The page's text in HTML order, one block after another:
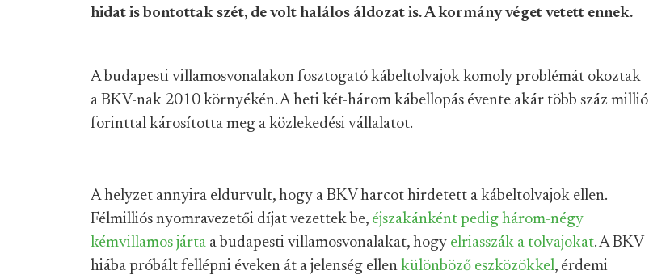
hidat is bontottak szét, de volt halálos áldozat is. A kormány véget vetett ennek.
A budapesti villamosvonalakon fosztogató kábeltolvajok komoly problémát okoztak
a BKV-nak 2010 környékén. A heti két-három kábellopás évente akár több száz millió
forinttal károsította meg a közlekedési vállalatot.
A helyzet annyira eldurvult, hogy a BKV harcot hirdetett a kábeltolvajok ellen.
Félmilliós nyomravezetői díjat vezettek be, éjszakánként pedig három-négy
kémvillamos járta a budapesti villamosvonalakat, hogy elriasszák a tolvajokat. A BKV
hiába próbált fellépni éveken át a jelenség ellen különböző eszközökkel, érdemi